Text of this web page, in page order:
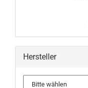
Hersteller